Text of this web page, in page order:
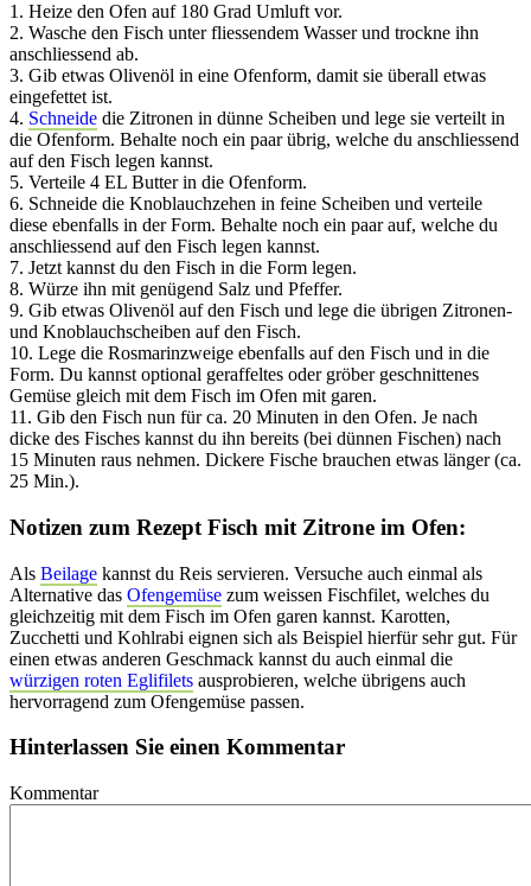
1. Heize den Ofen auf 180 Grad Umluft vor.
2. Wasche den Fisch unter fliessendem Wasser und trockne ihn
anschliessend ab.
3. Gib etwas Olivenöl in eine Ofenform, damit sie überall etwas
eingefettet ist.
4. Schneide die Zitronen in dünne Scheiben und lege sie verteilt in
die Ofenform. Behalte noch ein paar übrig, welche du anschliessend
auf den Fisch legen kannst.
5. Verteile 4 EL Butter in die Ofenform.
6. Schneide die Knoblauchzehen in feine Scheiben und verteile
diese ebenfalls in der Form. Behalte noch ein paar auf, welche du
anschliessend auf den Fisch legen kannst.
7. Jetzt kannst du den Fisch in die Form legen.
8. Würze ihn mit genügend Salz und Pfeffer.
9. Gib etwas Olivenöl auf den Fisch und lege die übrigen Zitronen-
und Knoblauchscheiben auf den Fisch.
10. Lege die Rosmarinzweige ebenfalls auf den Fisch und in die
Form. Du kannst optional geraffeltes oder gröber geschnittenes
Gemüse gleich mit dem Fisch im Ofen mit garen.
11. Gib den Fisch nun für ca. 20 Minuten in den Ofen. Je nach
dicke des Fisches kannst du ihn bereits (bei dünnen Fischen) nach
15 Minuten raus nehmen. Dickere Fische brauchen etwas länger (ca.
25 Min.).
Notizen zum Rezept Fisch mit Zitrone im Ofen:
Als Beilage kannst du Reis servieren. Versuche auch einmal als
Alternative das Ofengemüse zum weissen Fischfilet, welches du
gleichzeitig mit dem Fisch im Ofen garen kannst. Karotten,
Zucchetti und Kohlrabi eignen sich als Beispiel hierfür sehr gut. Für
einen etwas anderen Geschmack kannst du auch einmal die
würzigen roten Eglifilets ausprobieren, welche übrigens auch
hervorragend zum Ofengemüse passen.
Hinterlassen Sie einen Kommentar
Kommentar